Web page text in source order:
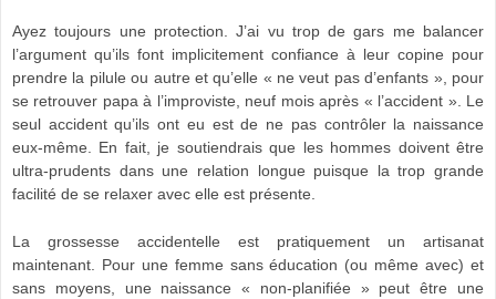
Ayez toujours une protection. J’ai vu trop de gars me balancer
l’argument qu’ils font implicitement confiance à leur copine pour
prendre la pilule ou autre et qu’elle « ne veut pas d’enfants », pour
se retrouver papa à l’improviste, neuf mois après « l’accident ». Le
seul accident qu’ils ont eu est de ne pas contrôler la naissance
eux-même. En fait, je soutiendrais que les hommes doivent être
ultra-prudents dans une relation longue puisque la trop grande
facilité de se relaxer avec elle est présente.
La grossesse accidentelle est pratiquement un artisanat
maintenant. Pour une femme sans éducation (ou même avec) et
sans moyens, une naissance « non-planifiée » peut être une